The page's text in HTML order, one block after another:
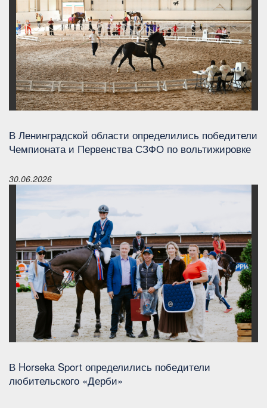
В Ленинградской области определились победители
Чемпионата и Первенства СЗФО по вольтижировке
30.06.2026
В Horseka Sport определились победители
любительского «Дерби»